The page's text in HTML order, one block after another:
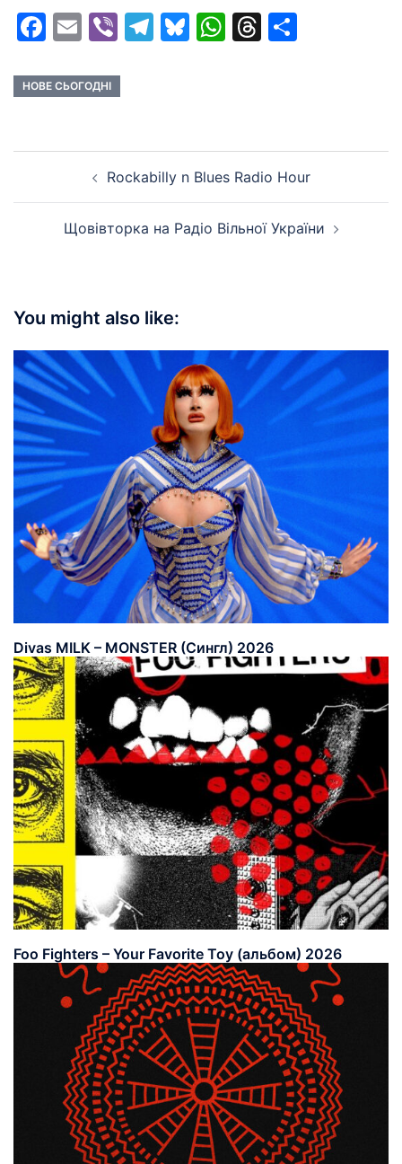
Facebook
EmailViberTelegram
Bluesky
WhatsApp
Threads
НОВЕ СЬОГОДНІ
navigationRockabilly n Blues Radio Hour
Щовівторка на Радіо Вільної України
You might also like:
Divas MILK – MONSTER (Сингл) 2026
Foo Fighters – Your Favorite Toy (альбом) 2026